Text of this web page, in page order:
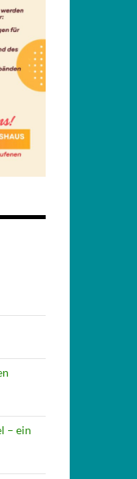
– ein